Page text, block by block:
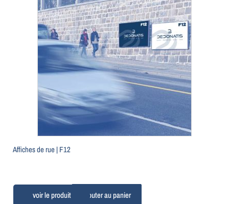
Affiches de rue | F12
Ajouter au panier